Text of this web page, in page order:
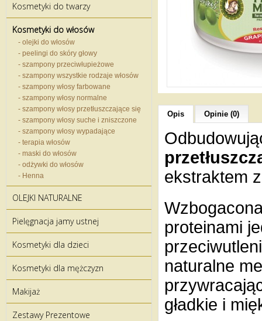
Kosmetyki do twarzy
Kosmetyki do włosów
- olejki do włosów
- peelingi do skóry głowy
- szampony przeciwłupieżowe
- szampony wszystkie rodzaje włosów
- szampony włosy farbowane
- szampony włosy normalne
- szampony włosy przetłuszczające się
- szampony włosy suche i zniszczone
- szampony włosy wypadające
- terapia włosów
- maski do włosów
- odżywki do włosów
- Henna
OLEJKI NATURALNE
Pielęgnacja jamy ustnej
Kosmetyki dla dzieci
Kosmetyki dla mężczyzn
Makijaż
Zestawy Prezentowe
Opis Opinie (0)
ekstraktem
proteinami
naturalne
gładkie i